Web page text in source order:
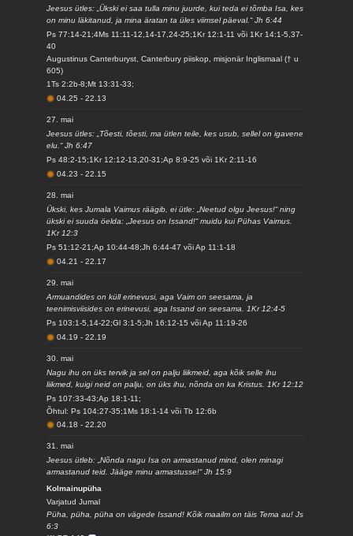
Jeesus ütles: „Ükski ei saa tulla minu juurde, kui teda ei tõmba Isa, kes
on minu läkitanud, ja mina äratan ta üles viimsel päeval.“ Jh 6:44
Ps 77:14-21;4Ms 11:11-12,14-17,24-25;1Kr 12:1-11 või 1Kr 14:1-5,37-
40
Augustinus Canterburyst, Canterbury piiskop, misjonär Inglismaal († u
605)
1Ts 2:2b-8;Mt 13:31-33;
04.25-22.13
27. mai
Jeesus ütles: „Tõesti, tõesti, ma ütlen teile, kes usub, sellel on igavene
elu.“ Jh 6:47
Ps 48:2-15;1Kr 12:12-13,20-31;Ap 8:9-25 või 1Kr 2:11-16
04.23-22.15
28. mai
Ükski, kes Jumala Vaimus räägib, ei ütle: „Neetud olgu Jeesus!“ ning
ükski ei suuda öelda: „Jeesus on Issand!“ muidu kui Pühas Vaimus.
1Kr 12:3
Ps 51:12-21;Ap 10:44-48;Jh 6:44-47 või Ap 11:1-18
04.21-22.17
29. mai
Armuandides on küll erinevusi, aga Vaim on seesama, ja
teenimisviisides on erinevusi, aga Issand on seesama. 1Kr 12:4-5
Ps 103:1-5,14-22;Gl 3:1-5;Jh 16:12-15 või Ap 11:19-26
04.19-22.19
30. mai
Nagu ihu on üks tervik ja sel on palju liikmeid, aga kõik selle ihu
liikmed, kuigi neid on palju, on üks ihu, nõnda on ka Kristus. 1Kr 12:12
Ps 107:33-43;Ap 18:1-11;
Õhtul: Ps 104:27-35;1Ms 18:1-14 või Tb 12:6b
04.18-22.20
31. mai
Jeesus ütleb: „Nõnda nagu Isa on armastanud mind, olen minagi
armastanud teid. Jääge minu armastusse!“ Jh 15:9
Kolmainupüha
Varjatud Jumal
Püha, püha, püha on vägede Issand! Kõik maailm on täis Tema au! Js
6:3